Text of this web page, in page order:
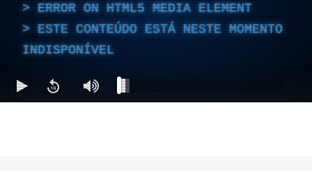
ERROR ON HTML5 MEDIA ELEMENT
ESTE CONTEÚDO ESTÁ NESTE MOMENTO
INDISPONÍVEL